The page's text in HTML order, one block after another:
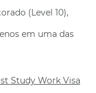
(Level 10),
em uma das
Study Work Visa